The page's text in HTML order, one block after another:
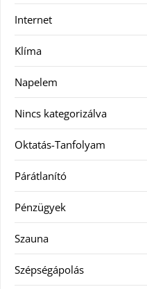
Internet
Klíma
Napelem
Nincs kategorizálva
Oktatás-Tanfolyam
Párátlanító
Pénzügyek
Szauna
Szépségápolás